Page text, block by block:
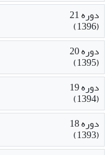
دوره 21
(1396)
دوره 20
(1395)
دوره 19
(1394)
دوره 18
(1393)